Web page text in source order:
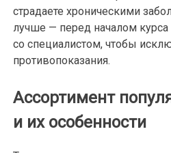
страдаете хроническими
лучше — перед началом курса
со специалистом, чтобы
противопоказания.
Ассортимент
и их особенности